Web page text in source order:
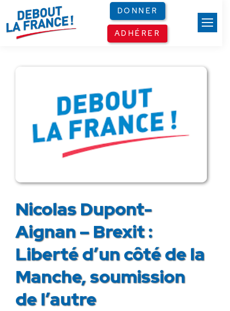
DONNER
ADHÉRER
Nicolas Dupont-
Aignan – Brexit :
Liberté d’un côté de la
Manche, soumission
de l’autre
Panneau de gestion des cookies